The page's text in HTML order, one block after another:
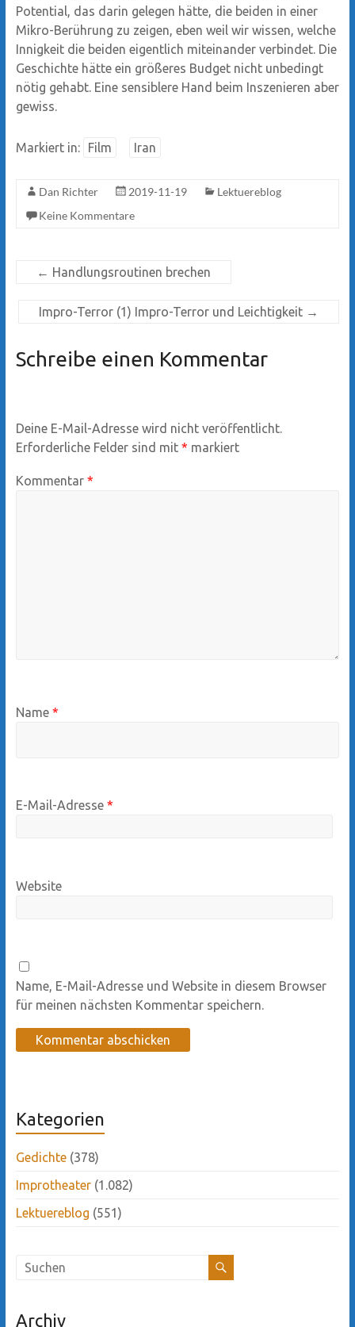
Potential, das darin gelegen hätte, die beiden in einer
Mikro-Berührung zu zeigen, eben weil wir wissen, welche
Innigkeit die beiden eigentlich miteinander verbindet. Die
Geschichte hätte ein größeres Budget nicht unbedingt
nötig gehabt. Eine sensiblere Hand beim Inszenieren aber
gewiss.
Markiert in: Film Iran
Dan Richter 2019-11-19
Lektuereblog
Keine Kommentare
← Handlungsroutinen brechen
Impro-Terror (1) Impro-Terror und Leichtigkeit →
Schreibe einen Kommentar
Deine E-Mail-Adresse wird nicht veröffentlicht.
Erforderliche Felder sind mit * markiert
Kommentar *
Name *
E-Mail-Adresse *
Website
Name, E-Mail-Adresse und Website in diesem Browser
für meinen nächsten Kommentar speichern.
Kategorien
Gedichte(378)
Improtheater(1.082)
Lektuereblog (551)
Archiv